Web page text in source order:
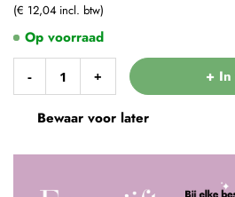
€ 12,04
- + + In
Bewaar voor later
Op voorraad